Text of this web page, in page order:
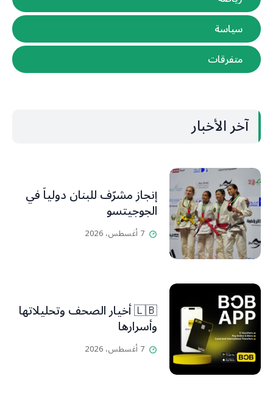
سياسة
متفرقات
آخر الأخبار
إنجاز مشرّف للبنان دولياً في
الجوجيتسو
7 أغسطس، 2026
🇱🇧 أخيار الصحف وتحليلاتها
وأسرارها
7 أغسطس، 2026